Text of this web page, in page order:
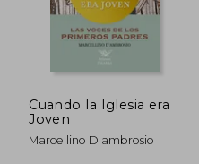
Cuando la Iglesia era
Joven
Marcellino D'ambrosio